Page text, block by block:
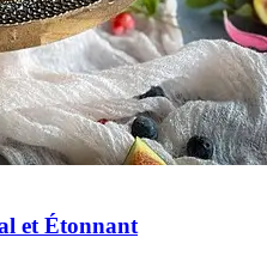
et Étonnant